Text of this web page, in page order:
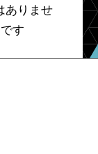
ありませ
す